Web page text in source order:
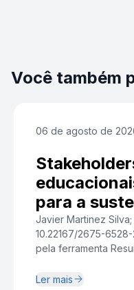
Você também
06 de agosto de
para a
institucional
Javier Martinez Silva;
10.22167/2675-
pela ferramenta
à síntese e redação.
Ler mais